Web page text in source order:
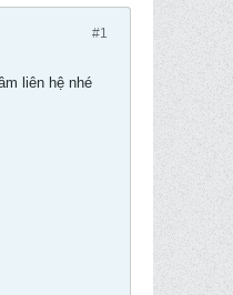
#1
liên hệ nhé